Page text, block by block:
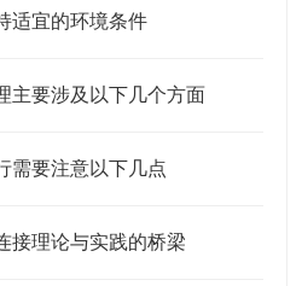
适宜的环境条件
主要涉及以下几个方面
需要注意以下几点
接理论与实践的桥梁